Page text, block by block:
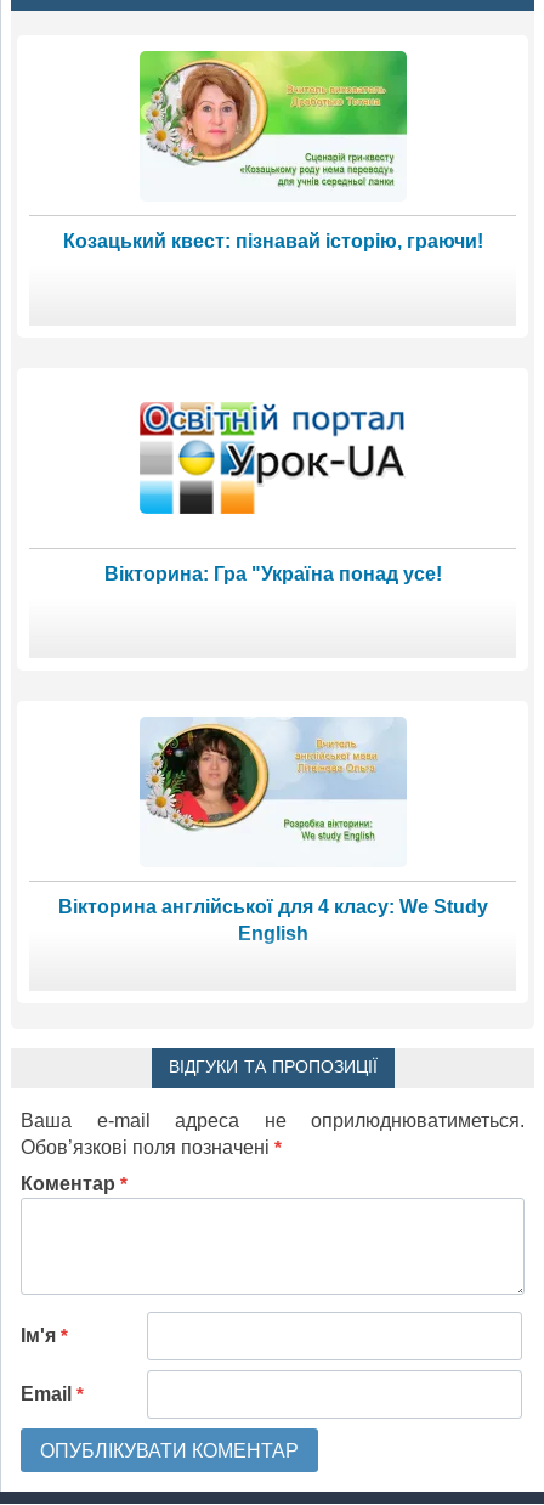
Козацький квест: пізнавай історію, граючи!
Вікторина: Гра "Україна понад усе!
Вікторина англійської для 4 класу: We Study
English
ВІДГУКИ ТА ПРОПОЗИЦІЇ
Ваша e-mail адреса не оприлюднюватиметься.
Обов’язкові поля позначені *
Коментар *
Ім'я *
Email *